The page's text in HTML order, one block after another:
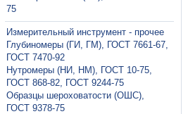
75
Измерительный инструмент - прочее
Глубиномеры (ГИ, ГМ), ГОСТ 7661-67,
ГОСТ 7470-92
Нутромеры (НИ, НМ), ГОСТ 10-75,
ГОСТ 868-82, ГОСТ 9244-75
Образцы шероховатости (ОШС),
ГОСТ 9378-75